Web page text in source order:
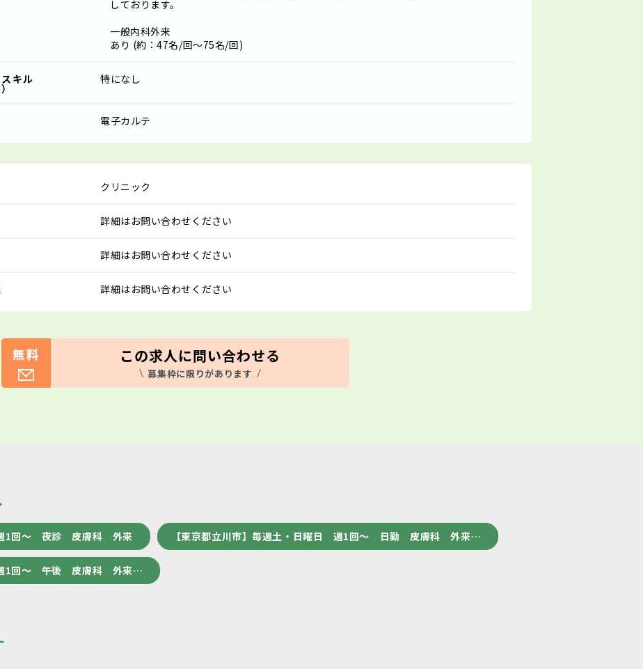
しております。
一般内科外来
あり (約：47名/回～75名/回)
キル 特になし
電子カルテ
クリニック
詳細はお問い合わせください
詳細はお問い合わせください
詳細はお問い合わせください
無料 この求人に問い合わせる
募集枠に限りがあります
週1回～ 夜診 皮膚科 外来 【東京都立川市】毎週土・日曜日 週1回～ 日勤 皮膚科 外来…
週1回～ 午後 皮膚科 外来…